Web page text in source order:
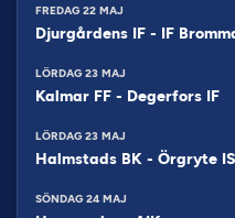
FREDAG 22 MAJ
Djurgårdens IF - IF
LÖRDAG 23 MAJ
Kalmar FF - Degerfors IF
LÖRDAG 23 MAJ
Halmstads BK - Örgryte IS
SÖNDAG 24 MAJ